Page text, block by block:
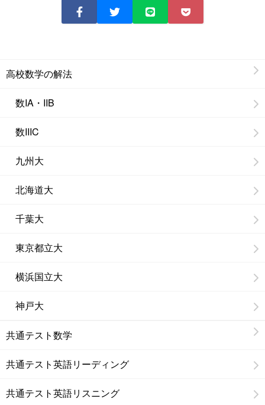
高校数学の解法
数IA・IIB
数IIIC
九州大
北海道大
千葉大
東京都立大
横浜国立大
神戸大
共通テスト数学
共通テスト英語リーディング
共通テスト英語リスニング